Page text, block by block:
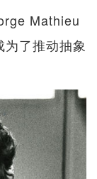
Mathieu
了推动抽象